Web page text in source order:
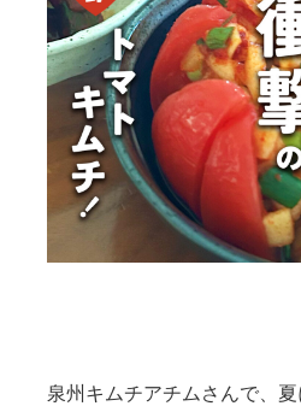
泉州キムチアチムさんで、